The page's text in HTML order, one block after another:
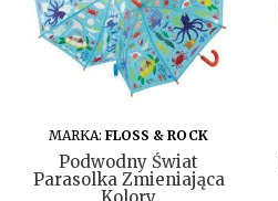
DO KOSZYKA
MARKA: FLOSS & ROCK
Podwodny Świat
Parasolka Zmieniająca